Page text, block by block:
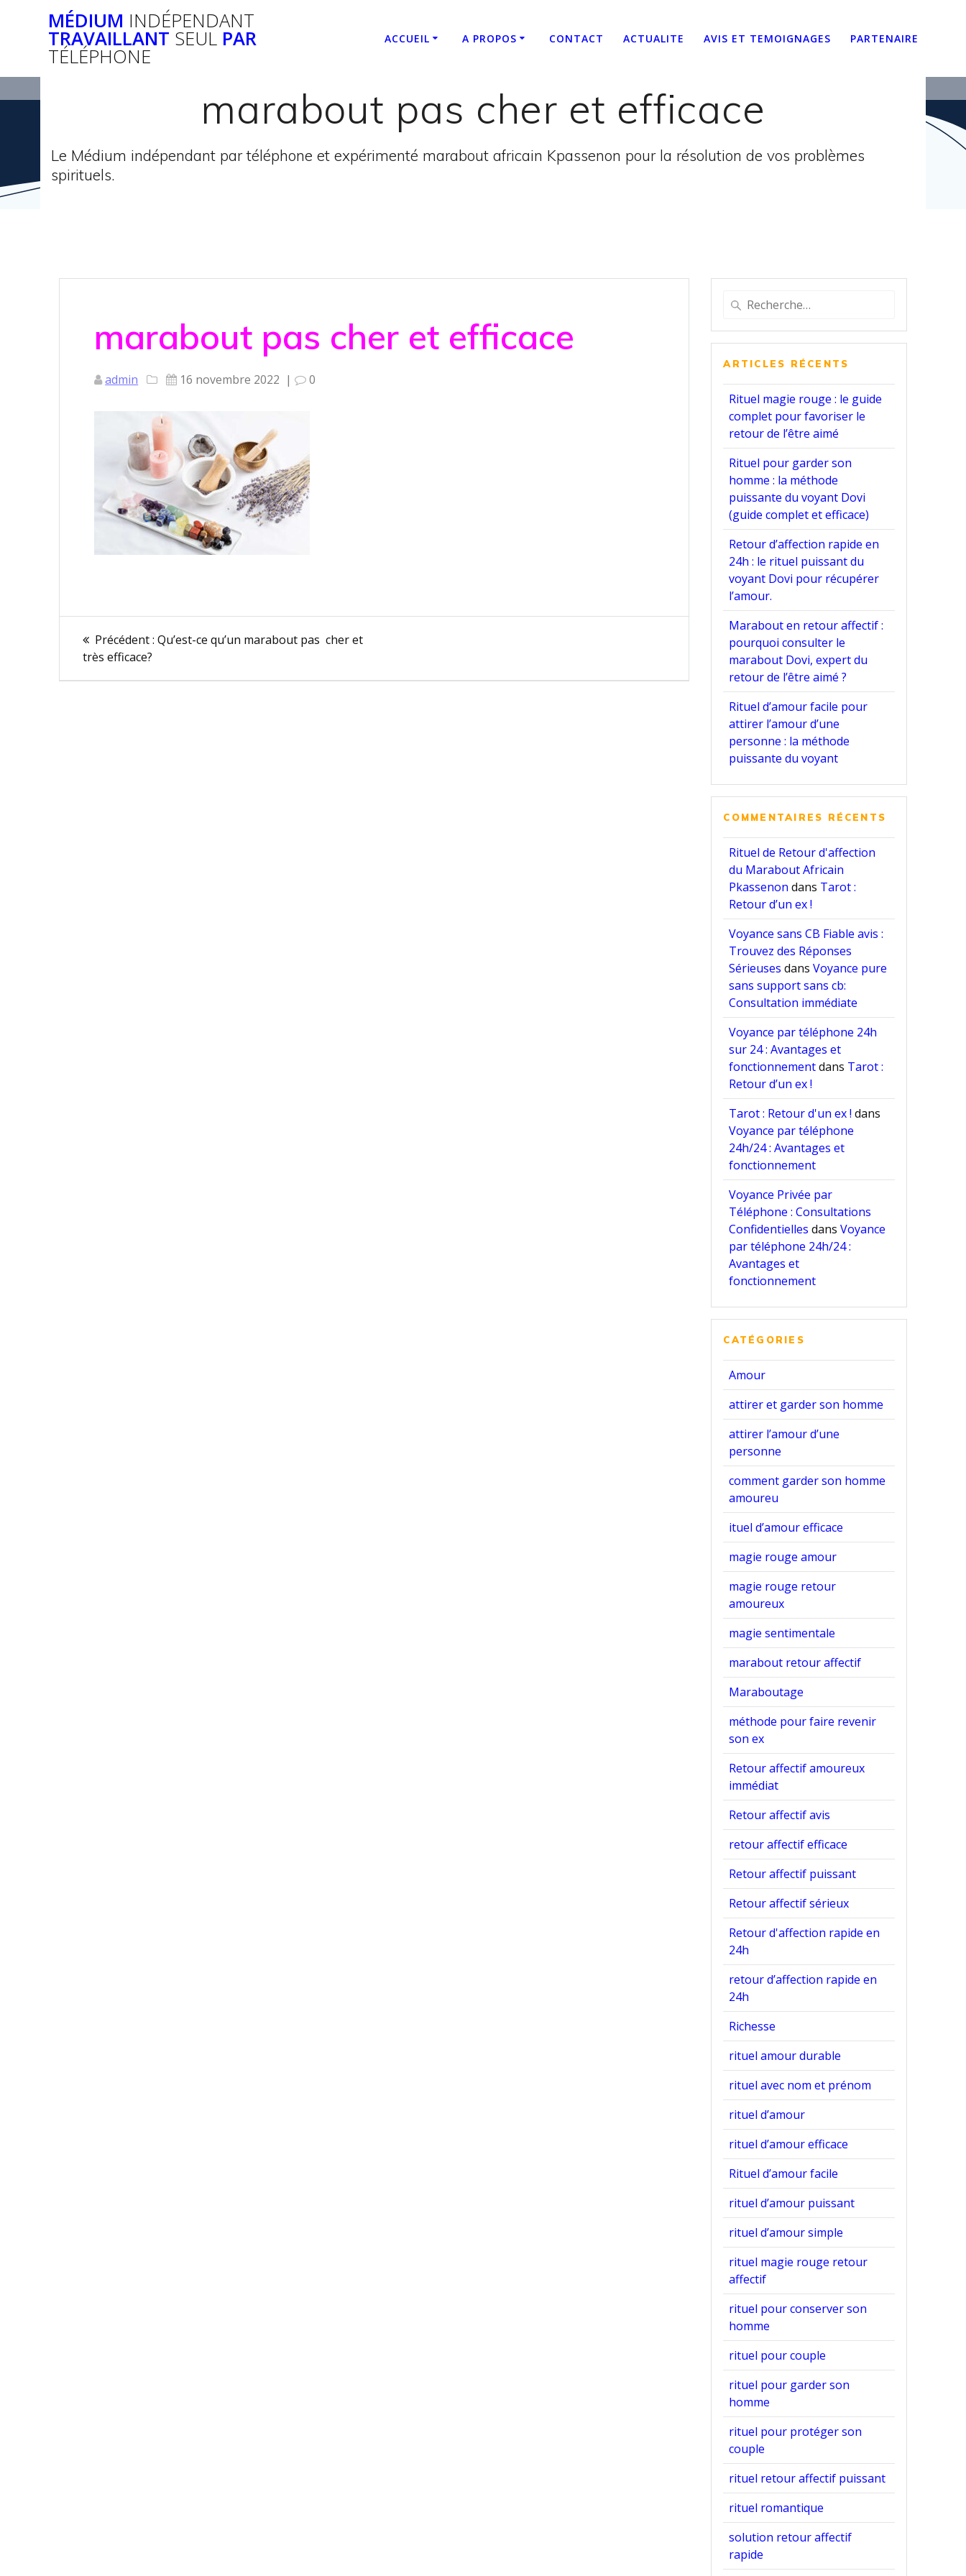
MÉDIUM INDÉPENDANT
TRAVAILLANT SEUL PAR
TÉLÉPHONE
ACCUEIL A PROPOS CONTACT ACTUALITE AVIS ET TEMOIGNAGES PARTENAIRE
marabout pas cher et efficace
Le Médium indépendant par téléphone et expérimenté marabout africain Kpassenon pour la résolution de vos problèmes
spirituels.
marabout pas cher et efficace
admin 16 novembre 2022 | 0
Navigation
de
Précédent : Article
Qu’est-ce qu’un marabout pas cher et
très efficace?
Recherche
pour
:
ARTICLES RÉCENTS
Rituel magie rouge : le guide
complet pour favoriser le
retour de l’être aimé
Rituel pour garder son
homme : la méthode
puissante du voyant Dovi
(guide complet et efficace)
Retour d’affection rapide en
24h : le rituel puissant du
voyant Dovi pour récupérer
l’amour.
Marabout en retour affectif :
pourquoi consulter le
marabout Dovi, expert du
retour de l’être aimé ?
Rituel d’amour facile pour
attirer l’amour d’une
personne : la méthode
puissante du voyant
COMMENTAIRES RÉCENTS
Rituel de Retour d'affection
du Marabout Africain
Pkassenon dans Tarot :
Retour d’un ex !
Voyance sans CB Fiable avis :
Trouvez des Réponses
Sérieuses dansVoyance pure
sans support sans cb:
Consultation immédiate
Voyance par téléphone 24h
sur 24 : Avantages et
fonctionnementdans Tarot :
Retour d’un ex !
Tarot : Retour d'un ex ! dans
Voyance par téléphone
24h/24 : Avantages et
fonctionnement
Voyance Privée par
Téléphone : Consultations
Confidentielles dansVoyance
par téléphone 24h/24 :
Avantages et
fonctionnement
CATÉGORIES
Amour
attirer et garder son homme
attirer l’amour d’une
personne
comment garder son homme
amoureu
ituel d’amour efficace
magie rouge amour
magie rouge retour
amoureux
magie sentimentale
marabout retour affectif
Maraboutage
méthode pour faire revenir
son ex
Retour affectif amoureux
immédiat
Retour affectif avis
retour affectif efficace
Retour affectif puissant
Retour affectif sérieux
Retour d'affection rapide en
24h
retour d’affection rapide en
24h
Richesse
rituel amour durable
rituel avec nom et prénom
rituel d’amour
rituel d’amour efficace
Rituel d’amour facile
rituel d’amour puissant
rituel d’amour simple
rituel magie rouge retour
affectif
rituel pour conserver son
homme
rituel pour couple
rituel pour garder son
homme
rituel pour protéger son
couple
rituel retour affectif puissant
rituel romantique
solution retour affectif
rapide